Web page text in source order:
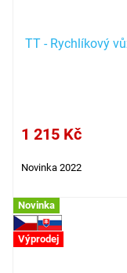
TT - Rychlíkový
1 215 Kč
Novinka 2022
Novinka
Výprodej